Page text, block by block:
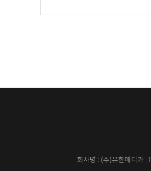
회사명 : (주)유한메디카